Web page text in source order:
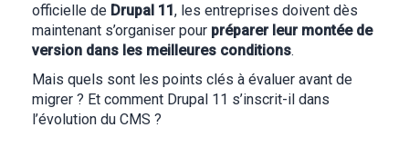
officielle de Drupal 11, les entreprises doivent dès
maintenant s’organiser pour préparer leur montée de
version dans les meilleures conditions.
Mais quels sont les points clés à évaluer avant de
migrer ? Et comment Drupal 11 s’inscrit-il dans
l’évolution du CMS ?